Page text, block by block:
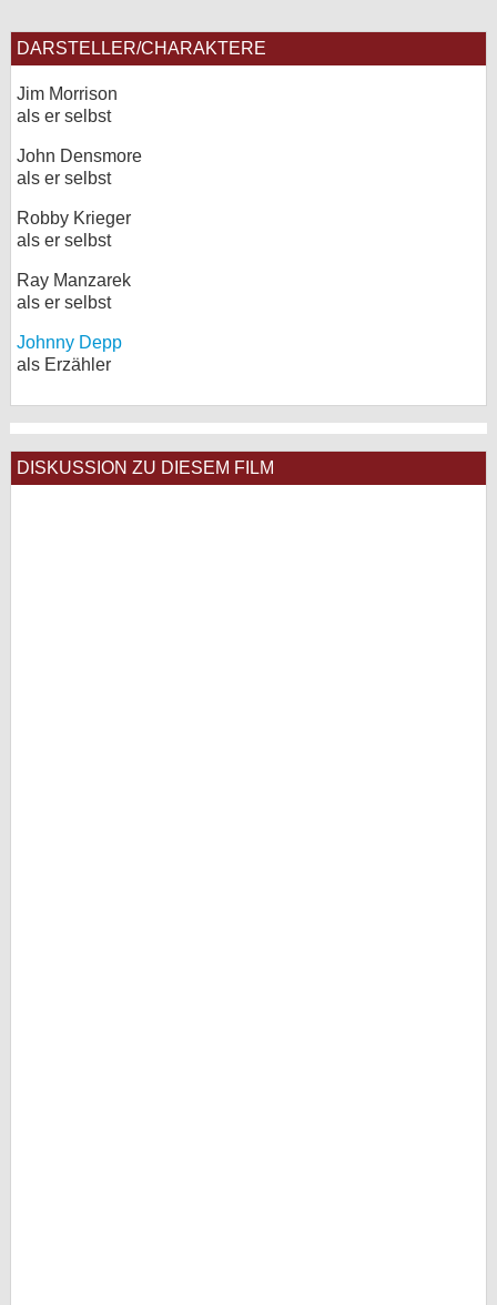
DARSTELLER/CHARAKTERE
Jim Morrison
als er selbst
John Densmore
als er selbst
Robby Krieger
als er selbst
Ray Manzarek
als er selbst
Johnny Depp
als Erzähler
DISKUSSION ZU DIESEM FILM